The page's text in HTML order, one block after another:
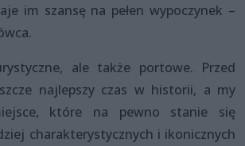
im szansę na pełen wypoczynek –
ale także portowe. Przed
najlepszy czas w historii, a my
które na pewno stanie się
charakterystycznych i ikonicznych